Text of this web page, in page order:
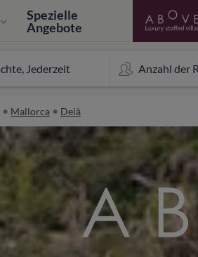
Spezielle
Angebote
Mallorca Deià